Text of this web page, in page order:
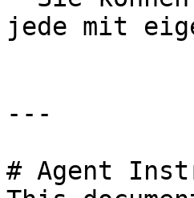
jede mit
---
# Agent